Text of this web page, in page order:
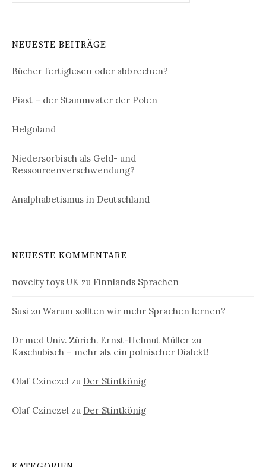
NEUESTE BEITRÄGE
Bücher fertiglesen oder abbrechen?
Piast – der Stammvater der Polen
Helgoland
Niedersorbisch als Geld- und
Ressourcenverschwendung?
Analphabetismus in Deutschland
NEUESTE KOMMENTARE
novelty toys UK zu Finnlands Sprachen
Susi zu Warum sollten wir mehr Sprachen lernen?
Dr med Univ. Zürich. Ernst-Helmut Müller zu
Kaschubisch – mehr als ein polnischer Dialekt!
Olaf Czinczel zu Der Stintkönig
Olaf Czinczel zu Der Stintkönig